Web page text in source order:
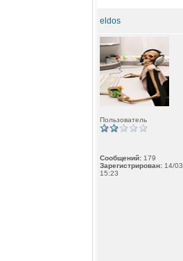
eldos
Пользователь
Сообщений: 179
Зарегистрирован: 14/
15:23